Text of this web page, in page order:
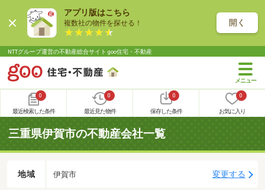
アプリ版はこちら
複数社の物件を探せる！ 開く
NTTグループ運営の不動産総合サイト goo住宅・不動産
0
最近検索した条件
0
最近見た物件
0
保存した条件
0
お気に入り
三重県伊賀市の不動産会社一覧
地域 伊賀市 変更する